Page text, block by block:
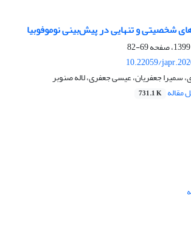
شخصیتی و تنهایی در پیش‌بینی نوموفوبیا
69-82
10.22059/
سمیرا جعفریان، عیسی جعفری، لاله صنوبر
مقاله 731.1 K